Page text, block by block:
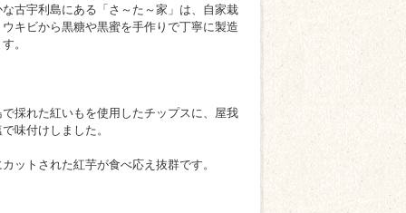
古宇利島にある「さ～た～家」は、自家栽
キビから黒糖や黒蜜を手作りで丁寧に製造
。
採れた紅いもを使用したチップスに、屋我
味付けしました。
ットされた紅芋が食べ応え抜群です。